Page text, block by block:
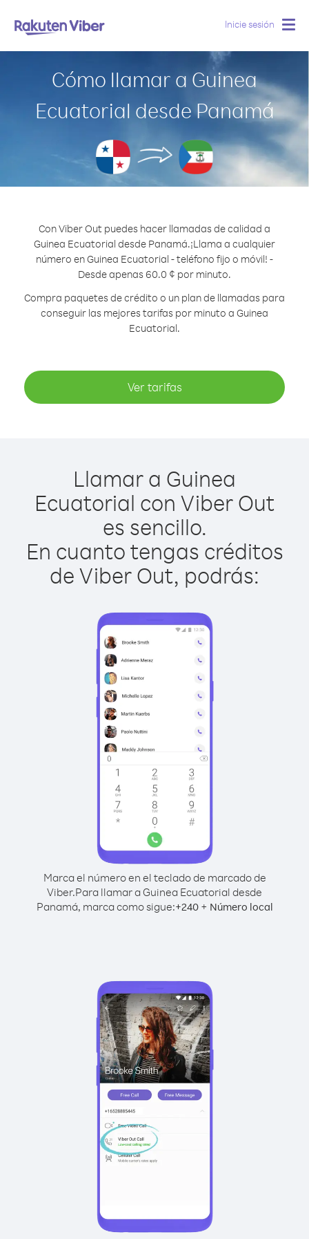
Inicie sesión
Cómo llamar a Guinea
Ecuatorial desde Panamá
Con Viber Out puedes hacer llamadas de calidad a
Guinea Ecuatorial desde Panamá.¡Llama a cualquier
número en Guinea Ecuatorial - teléfono fijo o móvil! -
Desde apenas 60.0 ¢ por minuto.
Compra paquetes de crédito o un plan de llamadas para
conseguir las mejores tarifas por minuto a Guinea
Ecuatorial.
Ver tarifas
Llamar a Guinea
Ecuatorial con Viber Out
es sencillo.
En cuanto tengas créditos
de Viber Out, podrás:
Marca el número en el teclado de marcado de
Viber.Para llamar a Guinea Ecuatorial desde
Panamá, marca como sigue:+240+ Número local